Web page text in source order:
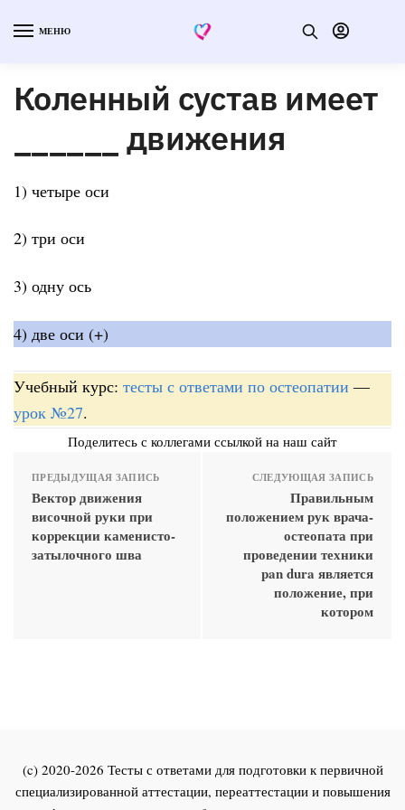
МЕНЮ
Коленный сустав имеет
______ движения
1) четыре оси
2) три оси
3) одну ось
4) две оси (+)
Учебный курс: тесты с ответами по остеопатии —
урок №27.
Поделитесь с коллегами ссылкой на наш сайт
ПРЕДЫДУЩАЯ ЗАПИСЬ
Вектор движения
височной руки при
коррекции каменисто-
затылочного шва
СЛЕДУЮЩАЯ ЗАПИСЬ
Правильным
положением рук врача-
остеопата при
проведении техники
pan dura является
положение, при
котором
(c) 2020-2026 Тесты с ответами для подготовки к первичной
специализированной аттестации, переаттестации и повышения